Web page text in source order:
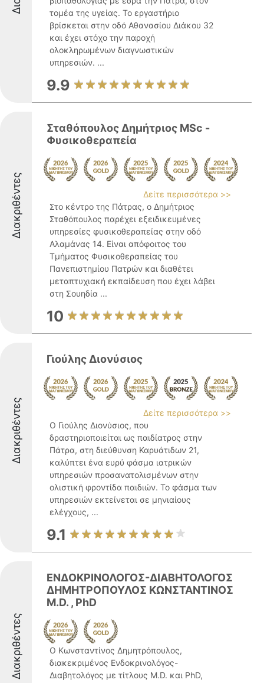
τομέα της υγείας. Το εργαστήριο
βρίσκεται στην οδό Αθανασίου Διάκου 32
και έχει στόχο την παροχή
ολοκληρωμένων διαγνωστικών
υπηρεσιών. ...
9.9
Διακριθέντες
Σταθόπουλος Δημήτριος MSc -
Φυσικοθεραπεία
Δείτε περισσότερα >>
Στο κέντρο της Πάτρας, ο Δημήτριος
Σταθόπουλος παρέχει εξειδικευμένες
υπηρεσίες φυσικοθεραπείας στην οδό
Αλαμάνας 14. Είναι απόφοιτος του
Τμήματος Φυσικοθεραπείας του
Πανεπιστημίου Πατρών και διαθέτει
μεταπτυχιακή εκπαίδευση που έχει λάβει
στη Σουηδία ...
10
Διακριθέντες
Γιούλης Διονύσιος
Δείτε περισσότερα >>
Ο Γιούλης Διονύσιος, που
δραστηριοποιείται ως παιδίατρος στην
Πάτρα, στη διεύθυνση Καρυάτιδων 21,
καλύπτει ένα ευρύ φάσμα ιατρικών
υπηρεσιών προσανατολισμένων στην
ολιστική φροντίδα παιδιών. Το φάσμα των
υπηρεσιών εκτείνεται σε μηνιαίους
ελέγχους, ...
9.1
Διακριθέντες
ΕΝΔΟΚΡΙΝΟΛΟΓΟΣ-ΔΙΑΒΗΤΟΛΟΓΟΣ
ΔΗΜΗΤΡΟΠΟΥΛΟΣ ΚΩΝΣΤΑΝΤΙΝΟΣ
M.D. , PhD
Ο Κωνσταντίνος Δημητρόπουλος,
διακεκριμένος Ενδοκρινολόγος-
Διαβητολόγος με τίτλους M.D. και PhD,